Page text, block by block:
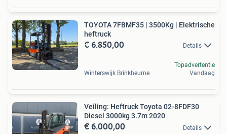
TOYOTA 7FBMF35 | 3500Kg | Elektrische
heftruck
€ 6.850,00 Details
Winterswijk Brinkheurne
Topadvertentie
Vandaag
Veiling: Heftruck Toyota 02-8FDF30
Diesel 3000kg 3.7m 2020
€ 6.000,00 Details